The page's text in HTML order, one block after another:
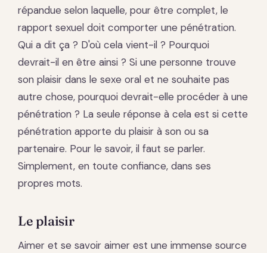
répandue selon laquelle, pour être complet, le
rapport sexuel doit comporter une pénétration.
Qui a dit ça ? D'où cela vient-il ? Pourquoi
devrait-il en être ainsi ? Si une personne trouve
son plaisir dans le sexe oral et ne souhaite pas
autre chose, pourquoi devrait-elle procéder à une
pénétration ? La seule réponse à cela est si cette
pénétration apporte du plaisir à son ou sa
partenaire. Pour le savoir, il faut se parler.
Simplement, en toute confiance, dans ses
propres mots.
Le plaisir
Aimer et se savoir aimer est une immense source